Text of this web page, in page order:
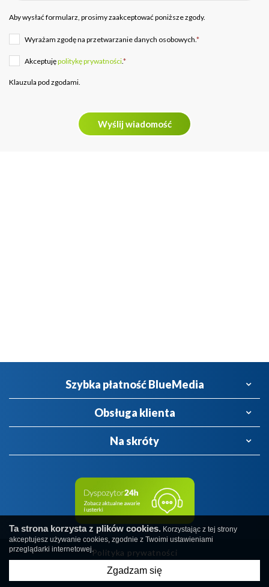
Aby wysłać formularz, prosimy zaakceptować poniższe zgody.
Wyrażam zgodę na przetwarzanie danych osobowych.*
Akceptujępolitykę prywatności.*
Klauzula pod zgodami.
Wyślij wiadomość
Szybka płatność BlueMedia
Obsługa klienta
Na skróty
Polityka prywatności
Copyright © PWiK
created by
Ta strona korzysta z plików cookies. Korzystając z tej strony
akceptujesz używanie cookies, zgodnie z Twoimi ustawieniami
przeglądarki internetowej.
Zgadzam się